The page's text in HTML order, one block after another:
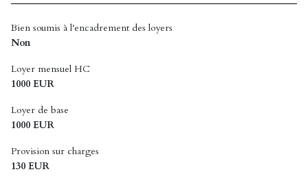
Bien soumis à l'encadrement des loyers
Non
Loyer mensuel HC
1000 EUR
Loyer de base
1000 EUR
Provision sur charges
130 EUR